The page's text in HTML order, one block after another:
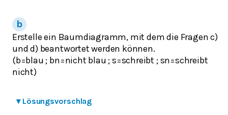
Erstelle ein Baumdiagramm, mit dem die Fragen c)
und d) beantwortet werden können.
(b=blau ; bn=nicht blau ; s=schreibt ; sn=schreibt
nicht)
▾ Lösungsvorschlag